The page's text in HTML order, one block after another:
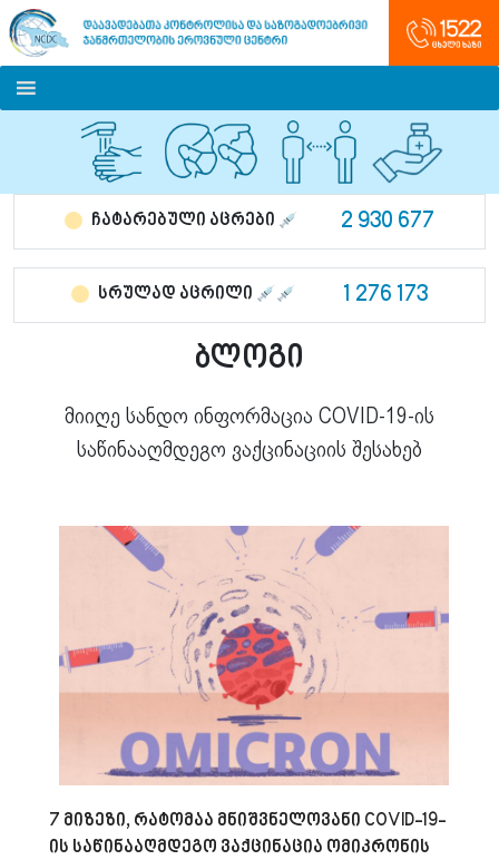
ჩატარებული აცრები 2 930 677
სრულად აცრილი 1 276 173
ბლოგი
მიიღე სანდო ინფორმაცია COVID-19-ის
საწინააღმდეგო ვაქცინაციის შესახებ
7 მიზეზი, რატომაა მნიშვნელოვანი COVID-19-
ის საწინააღმდეგო ვაქცინაცია ომიკრონის